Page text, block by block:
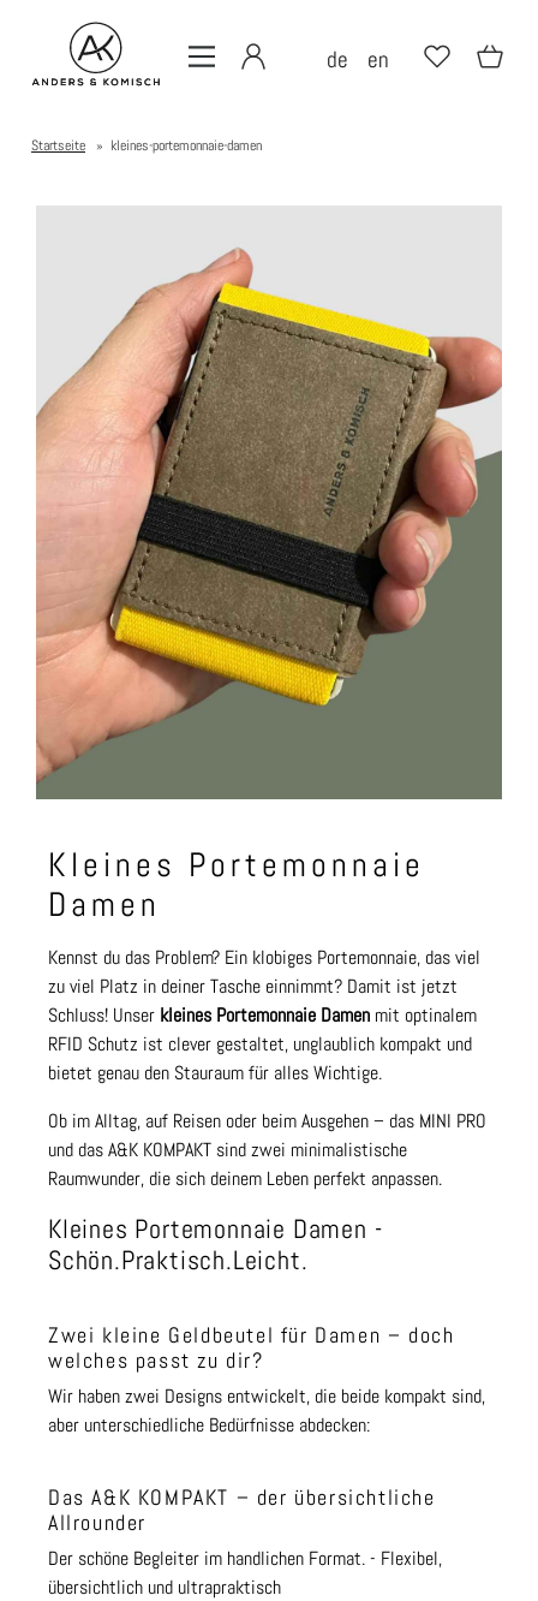
de en
Startseite » kleines-portemonnaie-damen
Kleines Portemonnaie
Damen
Kennst du das Problem? Ein klobiges Portemonnaie, das viel
zu viel Platz in deiner Tasche einnimmt? Damit ist jetzt
Schluss! Unser kleines Portemonnaie Damen mit optinalem
RFID Schutz ist clever gestaltet, unglaublich kompakt und
bietet genau den Stauraum für alles Wichtige.
Ob im Alltag, auf Reisen oder beim Ausgehen – das MINI PRO
und das A&K KOMPAKT sind zwei minimalistische
Raumwunder, die sich deinem Leben perfekt anpassen.
Kleines Portemonnaie Damen -
Schön.Praktisch.Leicht.
Zwei kleine Geldbeutel für Damen – doch
welches passt zu dir?
Wir haben zwei Designs entwickelt, die beide kompakt sind,
aber unterschiedliche Bedürfnisse abdecken:
Das A&K KOMPAKT – der übersichtliche
Allrounder
Der schöne Begleiter im handlichen Format. - Flexibel,
übersichtlich und ultrapraktisch